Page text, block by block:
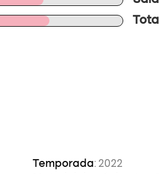
Temporada: 2022